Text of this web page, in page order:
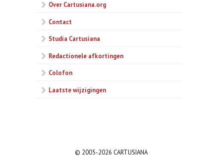
Over Cartusiana.org
Contact
Studia Cartusiana
Redactionele afkortingen
Colofon
Laatste wijzigingen
© 2005-2026 CARTUSIANA